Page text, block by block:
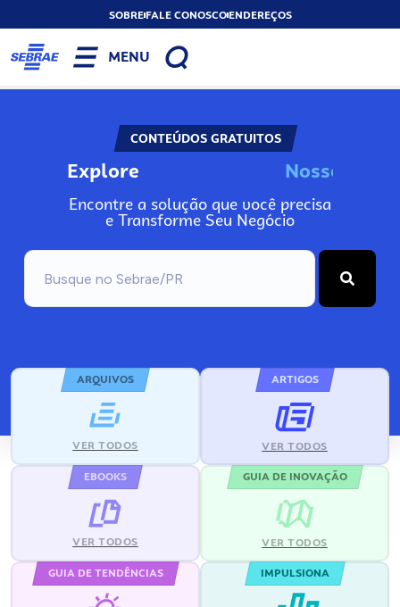
SOBREFALE CONOSCOENDEREÇOS
MENU
CONTEÚDOS GRATUITOS
Explore Nosso
Encontre a solução que você precisa
e Transforme Seu Negócio
ARQUIVOS
VER TODOS
ARTIGOS
VER TODOS
EBOOKS
VER TODOS
GUIA DE INOVAÇÃO
VER TODOS
GUIA DE TENDÊNCIAS IMPULSIONA